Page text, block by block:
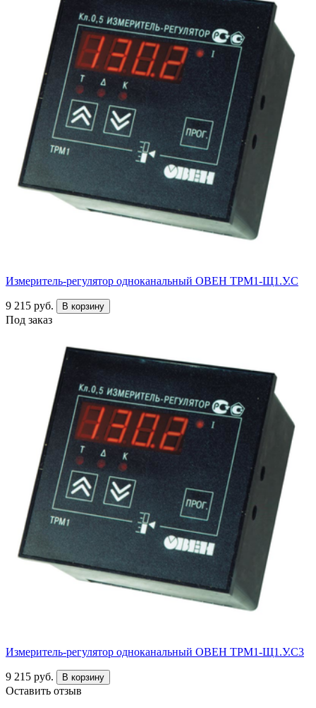
Измеритель-регулятор одноканальный ОВЕН ТРМ1-Щ1.У.С
9 215 руб. В корзину
Под заказ
Измеритель-регулятор одноканальный ОВЕН ТРМ1-Щ1.У.С3
9 215 руб. В корзину
Оставить отзыв